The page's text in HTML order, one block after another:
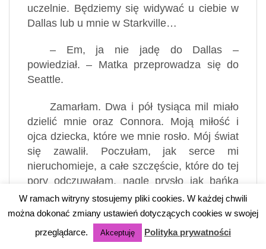
uczelnie. Będziemy się widywać u ciebie w
Dallas lub u mnie w Starkville…
– Em, ja nie jadę do Dallas –
powiedział. – Matka przeprowadza się do
Seattle.
Zamarłam. Dwa i pół tysiąca mil miało
dzielić mnie oraz Connora. Moją miłość i
ojca dziecka, które we mnie rosło. Mój świat
się zawalił. Poczułam, jak serce mi
nieruchomieje, a całe szczęście, które do tej
pory odczuwałam, nagle prysło jak bańka
mydlana.
– Dlaczego? – zapytałam, próbując
ukryć panikę w głosie.
W ramach witryny stosujemy pliki cookies. W każdej chwili
można dokonać zmiany ustawień dotyczących cookies w swojej
przeglądarce.
Akceptuję Polityka prywatności